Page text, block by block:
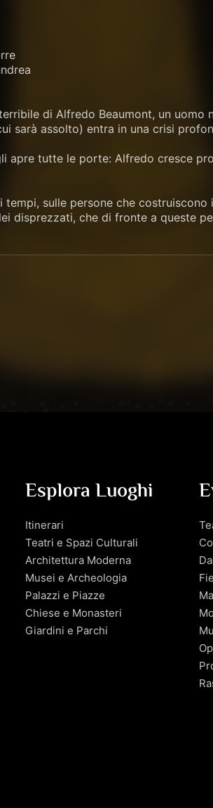
di Alfredo Beaumont, un uomo
sarà assolto) entra in una crisi
apre tutte le porte: Alfredo cresce
tempi, sulle persone che
disprezzati, che di fronte a queste
Esplora Luoghi
Itinerari
Teatri e Spazi Culturali
Architettura Moderna
Musei e Archeologia
Palazzi e Piazze
Chiese e Monasteri
Giardini e Parchi